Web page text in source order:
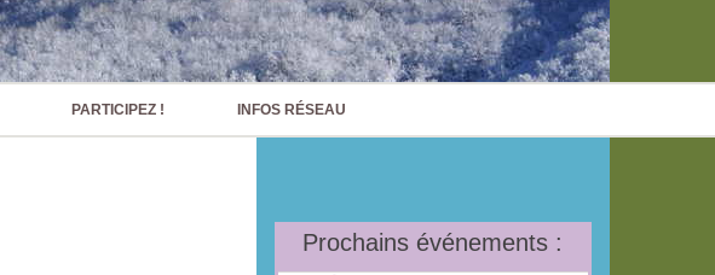
PARTICIPEZ ! INFOS RÉSEAU
Prochains événements :